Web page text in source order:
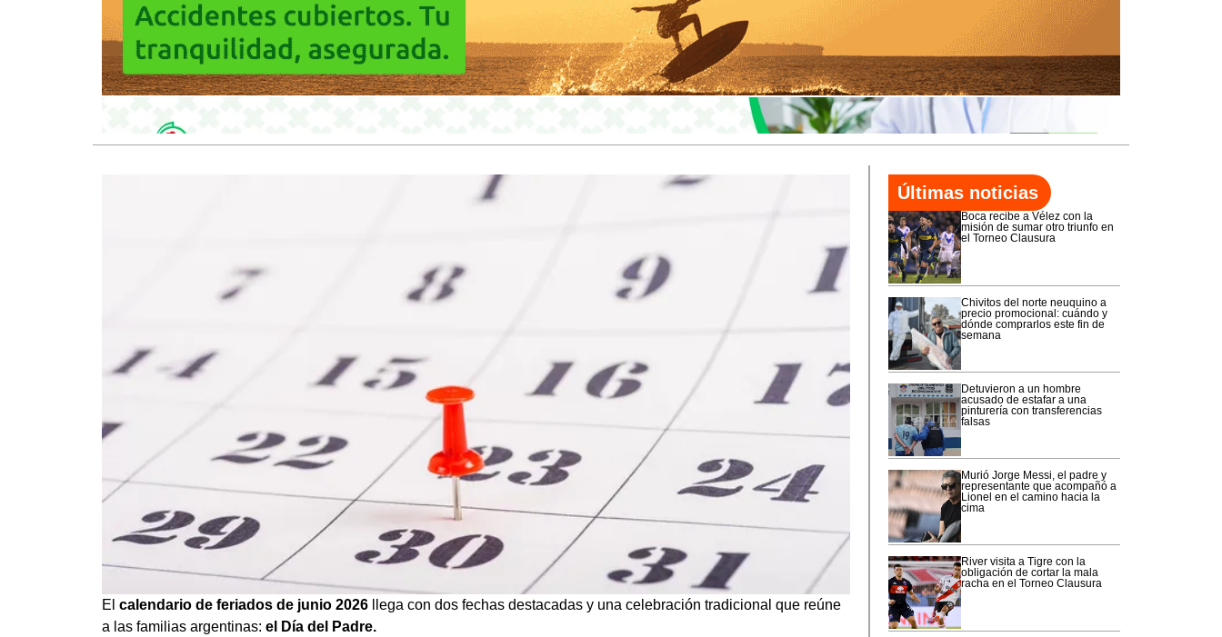
El calendario de feriados de junio 2026 llega con dos fechas destacadas y una celebración tradicional que reúne
a las familias argentinas: el Día del Padre.
Últimas noticias
Boca recibe a Vélez con la
misión de sumar otro triunfo en
el Torneo Clausura
Chivitos del norte neuquino a
precio promocional: cuándo y
dónde comprarlos este fin de
semana
Detuvieron a un hombre
acusado de estafar a una
pinturería con transferencias
falsas
Murió Jorge Messi, el padre y
representante que acompañó a
Lionel en el camino hacia la
cima
River visita a Tigre con la
obligación de cortar la mala
racha en el Torneo Clausura